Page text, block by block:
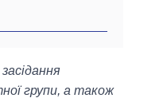
групи, а також